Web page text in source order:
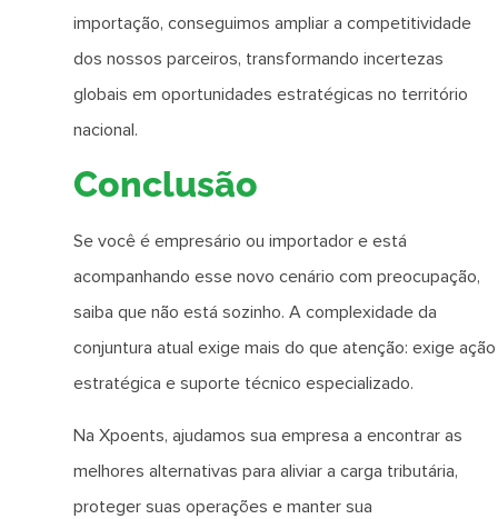
importação, conseguimos ampliar a competitividade
dos nossos parceiros, transformando incertezas
globais em oportunidades estratégicas no território
nacional.
Conclusão
Se você é empresário ou importador e está
acompanhando esse novo cenário com preocupação,
saiba que não está sozinho. A complexidade da
conjuntura atual exige mais do que atenção: exige ação
estratégica e suporte técnico especializado.
Na Xpoents, ajudamos sua empresa a encontrar as
melhores alternativas para aliviar a carga tributária,
proteger suas operações e manter sua